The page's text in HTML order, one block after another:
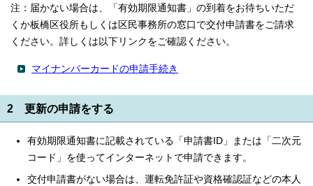
注：届かない場合は、「有効期限通知書」の到着をお待ちいただ
くか板橋区役所もしくは区民事務所の窓口で交付申請書をご請求
ください。詳しくは以下リンクをご確認ください。
マイナンバーカードの申請手続き
2 更新の申請をする
有効期限通知書に記載されている「申請書ID」または「二次元
コード」を使ってインターネットで申請できます。
交付申請書がない場合は、運転免許証や資格確認証などの本人